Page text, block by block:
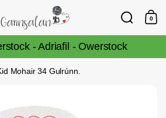
Leita
0
- Adriafil - Owerstock
Mohair 34 Gulrúnn.